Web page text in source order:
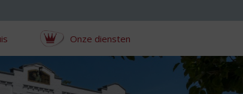
Onze diensten